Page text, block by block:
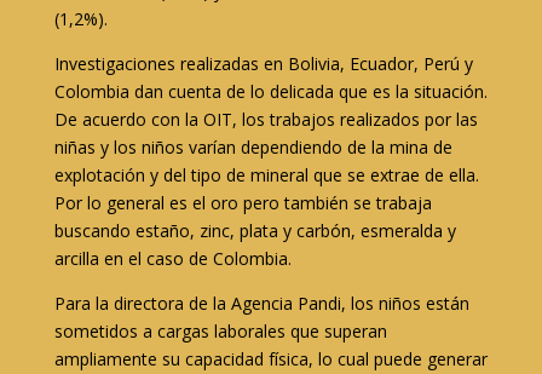
(1,2%).
Investigaciones realizadas en Bolivia, Ecuador, Perú y
Colombia dan cuenta de lo delicada que es la situación.
De acuerdo con la OIT, los trabajos realizados por las
niñas y los niños varían dependiendo de la mina de
explotación y del tipo de mineral que se extrae de ella.
Por lo general es el oro pero también se trabaja
buscando estaño, zinc, plata y carbón, esmeralda y
arcilla en el caso de Colombia.
Para la directora de la Agencia Pandi, los niños están
sometidos a cargas laborales que superan
ampliamente su capacidad física, lo cual puede generar